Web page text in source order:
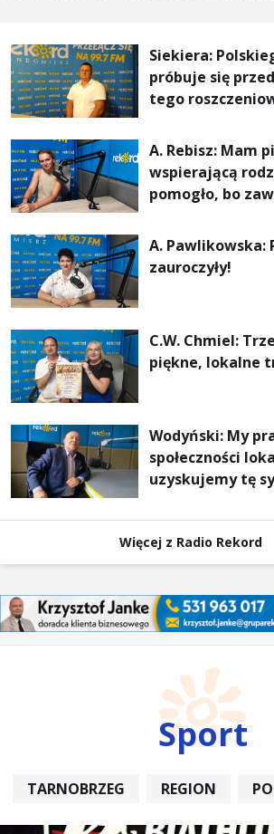
Siekiera:
próbuje się
tego
A. Rebisz: Mam
wspierającą
pomogło, bo
najważniejsza
A. Pawlikowska:
zauroczyły!
C.W. Chmiel:
piękne, lokalne
Wodyński: My
społeczności
uzyskujemy tę
Więcej z Radio Rekord
Sport
TARNOBRZEG REGION